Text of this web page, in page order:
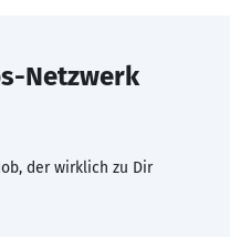
Netzwerk
der wirklich zu Dir